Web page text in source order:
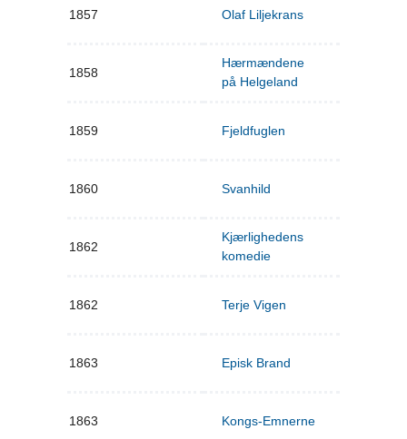
1857 Olaf Liljekrans
1858
Hærmændene
på Helgeland
1859 Fjeldfuglen
1860 Svanhild
1862
Kjærlighedens
komedie
1862 Terje Vigen
1863 Episk Brand
1863 Kongs-Emnerne